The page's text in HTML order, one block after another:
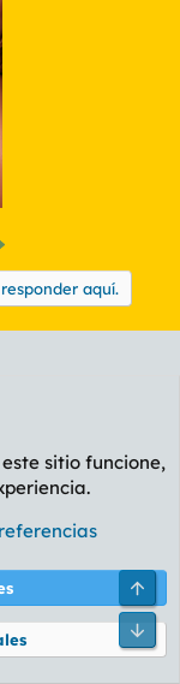
aquí.
y se vende
sitio funcione,
Pie